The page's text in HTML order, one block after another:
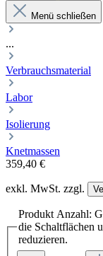
Menü schließen
...
Verbrauchsmaterial
Labor
Isolierung
Knetmassen
359,40 €
exkl. MwSt. zzgl.
Produkt Anzahl:
die Schaltflächen
reduzieren.